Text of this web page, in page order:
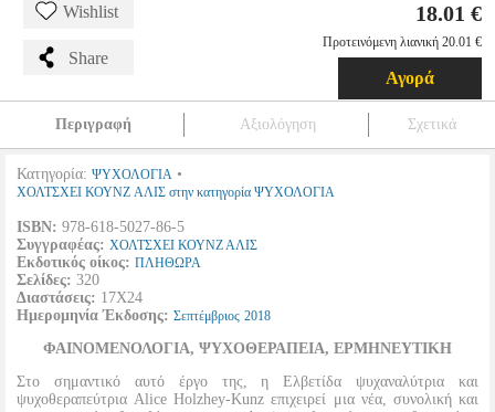
Wishlist
Share
18.01 €
Προτεινόμενη λιανική 20.01 €
Αγορά
Περιγραφή Αξιολόγηση Σχετικά
Κατηγορία: ΨΥΧΟΛΟΓΙΑ •
ΧΟΛΤΣΧΕΙ ΚΟΥΝΖ ΑΛΙΣ στην κατηγορία ΨΥΧΟΛΟΓΙΑ
ISBN: 978-618-5027-86-5
Συγγραφέας: ΧΟΛΤΣΧΕΙ ΚΟΥΝΖ ΑΛΙΣ
Εκδοτικός οίκος: ΠΛΗΘΩΡΑ
Σελίδες: 320
Διαστάσεις: 17Χ24
Ημερομηνία Έκδοσης: Σεπτέμβριος 2018
ΦΑΙΝΟΜΕΝΟΛΟΓΙΑ, ΨΥΧΟΘΕΡΑΠΕΙΑ, ΕΡΜΗΝΕΥΤΙΚΗ
Στο σημαντικό αυτό έργο της, η Ελβετίδα ψυχαναλύτρια και
ψυχοθεραπεύτρια Alice Holzhey-Kunz επιχειρεί μια νέα, συνολική και